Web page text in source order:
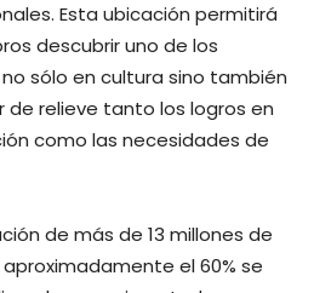
Esta ubicación permitirá
descubrir uno de los
sólo en cultura sino también
de relieve tanto los logros en
como las necesidades de
de más de 13 millones de
el 60% se